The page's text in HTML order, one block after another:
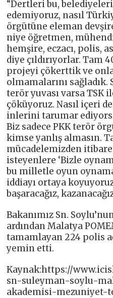
“Dertleri bu,
edemiyoruz, nasıl
örgütüne eleman
niye öğretmen,
hemşire, eczacı, polis,
diye çıldırıyorlar. Tam
projeyi çökerttik ve
olmamalarını sağladık.
terör yuvası varsa TSK
çöküyoruz. Nasıl içeri
inlerini tarumar
Biz sadece PKK terör
kimse yanlış almasın.
mücadelemizden
isteyenlere ‘Bizle
bu milletle oyun
iddiayı ortaya
başaracağız,
Bakanımız Sn.
ardından Malatya
tamamlayan 224 polis
yemin etti.
Kaynak:https://
sn-suleyman-soylu-
akademisi-